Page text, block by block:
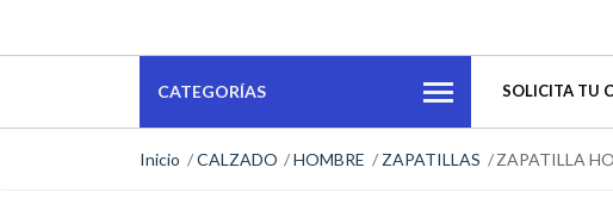
CATEGORÍAS SOLICITA TU
Inicio CALZADO HOMBRE ZAPATILLAS ZAPATILLA